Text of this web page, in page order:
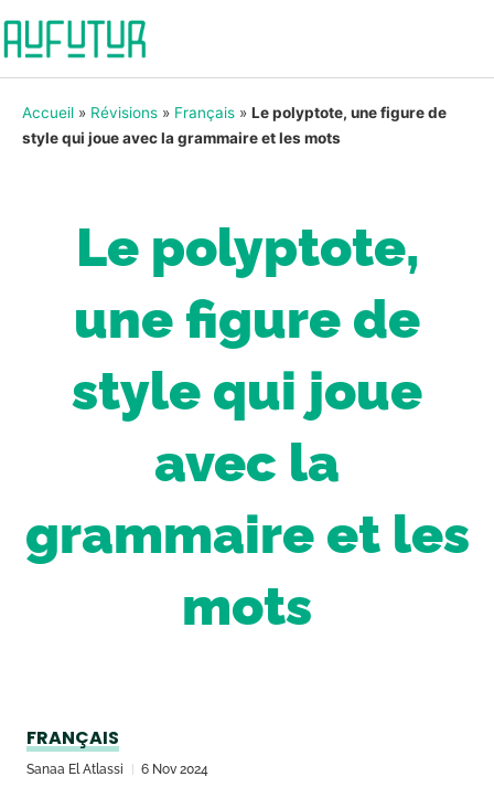
Accueil » Révisions » Français » Le polyptote, une figure de
style qui joue avec la grammaire et les mots
Le polyptote,
une figure de
style qui joue
avec la
grammaire et les
mots
FRANÇAIS
Sanaa El Atlassi 6 Nov 2024